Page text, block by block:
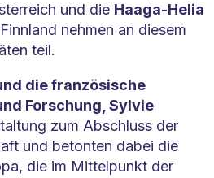
und die Haaga-Helia
nehmen an diesem
teil.
die französische
Forschung, Sylvie
zum Abschluss der
und betonten dabei die
die im Mittelpunkt der